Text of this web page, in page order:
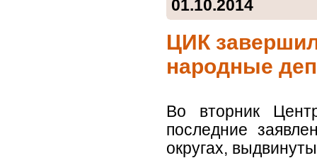
01.10.2014
ЦИК
народные
Во вторник
последние
округах,